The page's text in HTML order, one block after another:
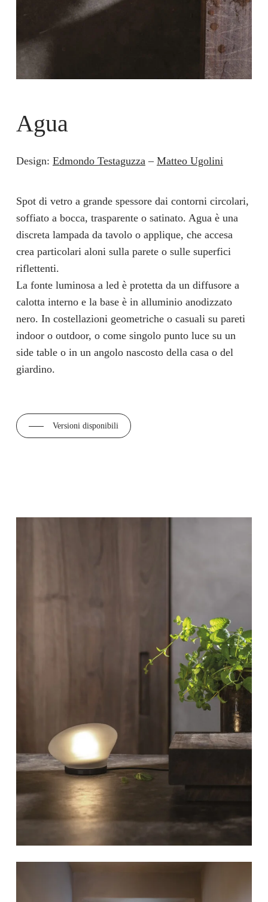
Agua
Design: Edmondo Testaguzza– Matteo Ugolini
Spot di vetro a grande spessore dai contorni circolari,
soffiato a bocca, trasparente o satinato. Agua è una
discreta lampada da tavolo o applique, che accesa
crea particolari aloni sulla parete o sulle superfici
riflettenti.
La fonte luminosa a led è protetta da un diffusore a
calotta interno e la base è in alluminio anodizzato
nero. In costellazioni geometriche o casuali su pareti
indoor o outdoor, o come singolo punto luce su un
side table o in un angolo nascosto della casa o del
giardino.
Versioni disponibili